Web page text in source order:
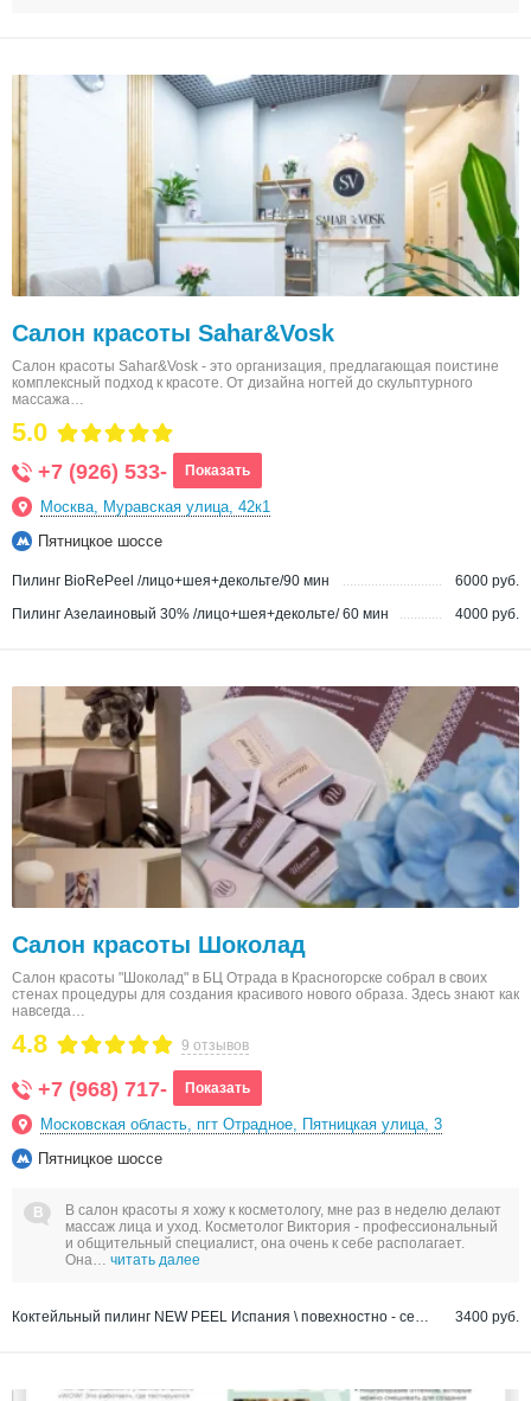
Салон красоты Sahar&Vosk
Салон красоты Sahar&Vosk - это организация, предлагающая поистине
комплексный подход к красоте. От дизайна ногтей до скульптурного
массажа…
5.0
+7 (926) 533- Показать
Москва, Муравская улица, 42к1
Пятницкое шоссе
Пилинг BioRePeel /лицо+шея+декольте/90 мин
6000 руб.
Пилинг Азелаиновый 30% /лицо+шея+декольте/ 60 мин
4000 руб.
Салон красоты Шоколад
Салон красоты "Шоколад" в БЦ Отрада в Красногорске собрал в своих
стенах процедуры для создания красивого нового образа. Здесь знают как
навсегда…
9 отзывов
4.8
+7 (968) 717- Показать
Московская область, пгт Отрадное, Пятницкая улица, 3
Пятницкое шоссе
В салон красоты я хожу к косметологу, мне раз в неделю делают
массаж лица и уход. Косметолог Виктория - профессиональный
и общительный специалист, она очень к себе располагает.
Она… читать далее
Коктейльный пилинг NEW PEEL Испания \ повехностно - серединный \ шея декольте 3400 руб.